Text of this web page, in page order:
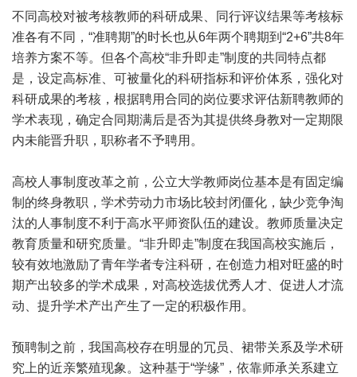
不同高校对被考核教师的科研成果、同行评议结果等考核标
准各有不同，“准聘期”的时长也从6年两个聘期到“2+6”共8年
培养方案不等。但各个高校“非升即走”制度的共同特点都
是，设定高标准、可被量化的科研指标和评价体系，强化对
科研成果的考核，根据聘用合同的岗位要求评估新聘教师的
学术表现，确定合同期满后是否为其提供终身教对一定期限
内未能晋升职，职称者不予聘用。
高校人事制度改革之前，公立大学教师岗位基本是有固定编
制的终身教职，学术劳动力市场比较封闭僵化，缺少竞争淘
汰的人事制度不利于高水平师资队伍的建设。教师质量决定
教育质量和研究质量。“非升即走”制度在我国高校实施后，
较有效地激励了青年学者专注科研，在创造力相对旺盛的时
期产出较多的学术成果，对高校选拔优秀人才、促进人才流
动、提升学术产出产生了一定的积极作用。
预聘制之前，我国高校存在明显的冗员、裙带关系及学术研
究上的近亲繁殖现象。这种基于“学缘”，依靠师承关系建立